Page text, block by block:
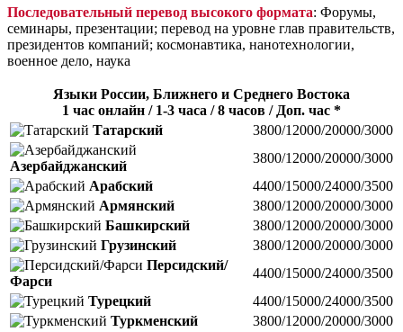
Последовательный перевод высокого формата: Форумы,
семинары, презентации; перевод на уровне глав правительств,
президентов компаний; космонавтика, нанотехнологии,
военное дело, наука
Языки России, Ближнего и Среднего Востока
1 час онлайн / 1-3 часа / 8 часов / Доп. час *
Татарский
3800/12000/20000/3000
Азербайджанский
3800/12000/20000/3000
Арабский
4400/15000/24000/3500
Армянский
3800/12000/20000/3000
Башкирский
3800/12000/20000/3000
Грузинский
3800/12000/20000/3000
Персидский/
Фарси
4400/15000/24000/3500
Турецкий
4400/15000/24000/3500
Туркменский
3800/12000/20000/3000